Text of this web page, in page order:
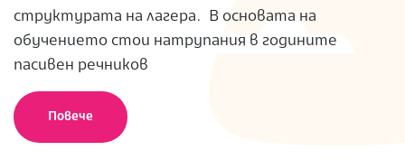
структурата на лагера. В основата на
обучението стои натрупания в годините
пасивен речников
Повече